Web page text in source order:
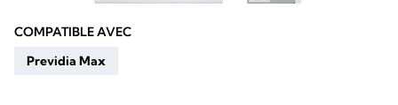
COMPATIBLE AVEC
Previdia Max